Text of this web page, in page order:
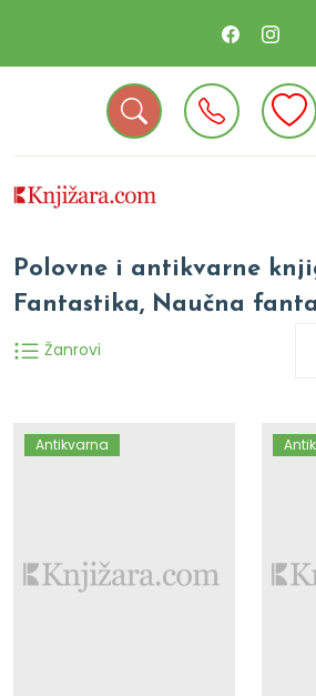
Polovne i antikvarne
Fantastika, Naučna
Žanrovi
Antikvarna